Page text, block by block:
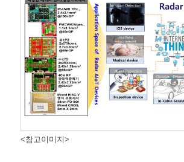
<참고이미지>